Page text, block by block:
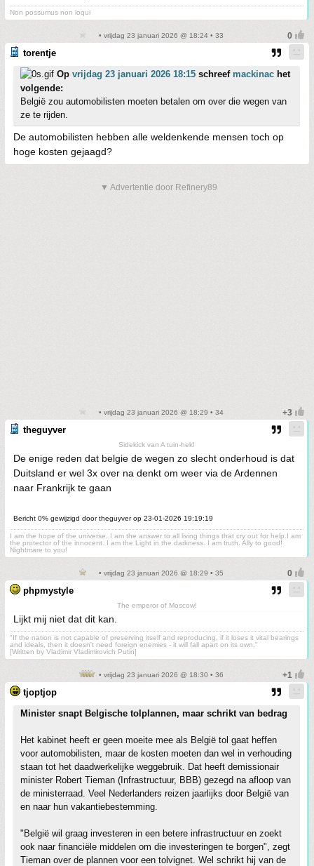
Non possumus non loqui
• vrijdag 23 januari 2026 @ 18:24 • 33
torentje
Op vrijdag 23 januari 2026 18:15 schreef mackinac het
volgende:
België zou automobilisten moeten betalen om over die wegen van
ze te rijden.
De automobilisten hebben alle weldenkende mensen toch op
hoge kosten gejaagd?
▼ Advertentie door Refinery89
• vrijdag 23 januari 2026 @ 18:29 • 34
theguyver
Sidekick van A tuin-hek!
De enige reden dat belgie de wegen zo slecht onderhoud is dat
Duitsland er wel 3x over na denkt om weer via de Ardennen
naar Frankrijk te gaan
Bericht 0% gewijzigd door theguyver op 23-01-2026 19:19:19
I am the hope of the universe. I am the answer to all living things that cry out for help.I am
the protector of the innocent. I am the Light in the darkness. I am truth. Ally to good!
Nightmare to you!
• vrijdag 23 januari 2026 @ 18:29 • 35
phpmystyle
The emperor of Moscow!
Lijkt mij niet dat dit kan.
"If the nation is not capable of preserving itself and reproducing, if it loses it vital bearings
and ideals, then it doesn't need foreign enemies - it will fall apart on its own."
[Written by Vladimir Vladimirovich Putin]
• vrijdag 23 januari 2026 @ 18:30 • 36
tjoptjop
Minister snapt Belgische tolplannen, maar schrikt van bedrag
Het kabinet heeft er geen moeite mee als België tol gaat heffen
voor automobilisten, maar de kosten moeten dan wel in verhouding
staan tot het daadwerkelijke weggebruik. Dat heeft demissionair
minister Robert Tieman (Infrastructuur, BBB) gezegd na afloop van
de ministerraad. Veel Nederlanders reizen jaarlijks door België van
en naar hun vakantiebestemming.
"België wil graag investeren in een betere infrastructuur en zoekt
ook naar financiële middelen om die investeringen te borgen", zegt
Tieman over de plannen voor een tolvignet. Wel schrikt hij van de